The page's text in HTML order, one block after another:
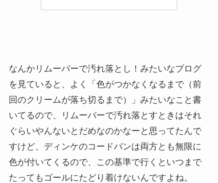
なんかリムーバーで汚れ落とし！みたいなブログ
を見ていると、よく「色がつかなくなるまで（前
回のクリームが落ち切るまで）」みたいなこと書
いてるので、リムーバーで汚れ落とすときはそれ
ぐらいやんないとだめなのかなーと思ってたんで
すけど、ディンケのコードバンは両方とも無限に
色が付いてくるので、この基準で行くといつまで
たってもゴールにたどり着けないんですよね。